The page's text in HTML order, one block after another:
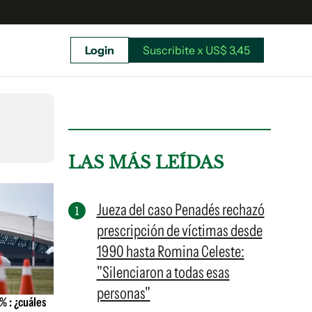
Suscribite x US$ 3,45
Login Suscribite x US$ 3,45
: ¿cuáles
LAS MÁS LEÍDAS
Jueza del caso Penadés rechazó
prescripción de víctimas desde
1990 hasta Romina Celeste:
"Silenciaron a todas esas
personas"